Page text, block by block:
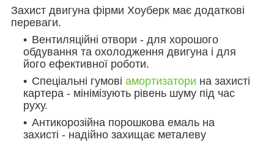
Захист двигуна фірми Хоуберк має додаткові
переваги.
Вентиляційні отвори - для хорошого
обдування та охолодження двигуна і для
його ефективної роботи.
Спеціальні гумові амортизатори на захисті
картера - мінімізують рівень шуму під час
руху.
Антикорозійна порошкова емаль на
захисті - надійно захищає металеву